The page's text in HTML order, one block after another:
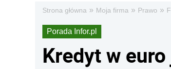
Strona główna » Moja firma » Prawo »
Porada Infor.pl
Kredyt w